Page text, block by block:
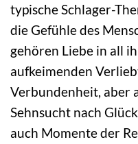
typische Schlager-
die Gefühle des
gehören Liebe in all
aufkeimenden
Verbundenheit, aber
Sehnsucht nach
auch Momente der